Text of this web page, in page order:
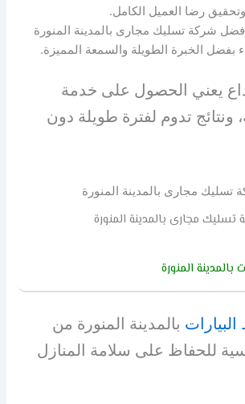
رضا العميل الكامل.
شركة تسليك مجارى بالمدينة المنورة
بفضل الخبرة الطويلة والسمعة المميزة.
يعني الحصول على خدمة
ونتائج تدوم لفترة طويلة دون
تسليك مجارى بالمدينة المنورة
المنورة
بالمدينة المنورة من
للحفاظ على سلامة المنازل